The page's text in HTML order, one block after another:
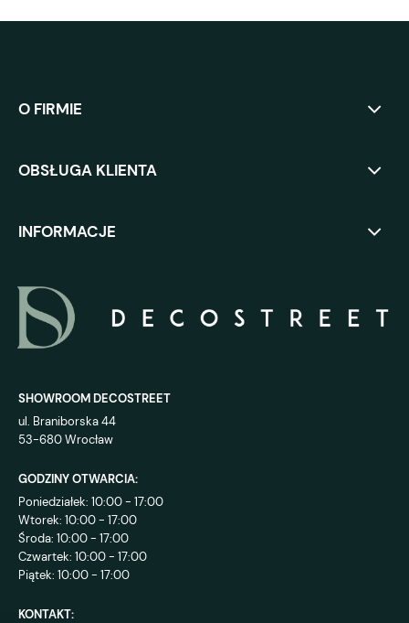
O FIRMIE
OBSŁUGA KLIENTA
INFORMACJE
SHOWROOM DECOSTREET
ul. Braniborska 44
53-680 Wrocław
GODZINY OTWARCIA:
Poniedziałek: 10:00 - 17:00
Wtorek: 10:00 - 17:00
Środa: 10:00 - 17:00
Czwartek: 10:00 - 17:00
Piątek: 10:00 - 17:00
KONTAKT: